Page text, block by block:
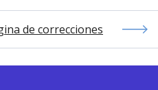
de correcciones